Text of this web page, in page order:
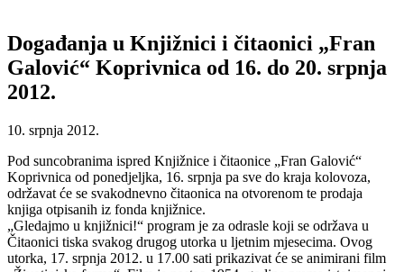
Događanja u Knjižnici i čitaonici „Fran
Galović“ Koprivnica od 16. do 20. srpnja
2012.
10. srpnja 2012.
Pod suncobranima ispred Knjižnice i čitaonice „Fran Galović“
Koprivnica od ponedjeljka, 16. srpnja pa sve do kraja kolovoza,
održavat će se svakodnevno čitaonica na otvorenom te prodaja
knjiga otpisanih iz fonda knjižnice.
„Gledajmo u knjižnici!“ program je za odrasle koji se održava u
Čitaonici tiska svakog drugog utorka u ljetnim mjesecima. Ovog
utorka, 17. srpnja 2012. u 17.00 sati prikazivat će se animirani film